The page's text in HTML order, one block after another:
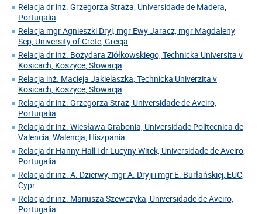
Relacja dr inż. Grzegorza Straża, Universidade de Madera,
Portugalia
Relacja mgr Agnieszki Dryi, mgr Ewy Jaracz, mgr Magdaleny
Sep, University of Crete, Grecja
Relacja dr inż. Bożydara Ziółkowskiego, Technicka Universita v
Kosicach, Koszyce, Słowacja
Relacja inż. Macieja Jakielaszka, Technicka Univerzita v
Kosicach, Koszyce, Słowacja
Relacja dr inż. Grzegorza Straż, Universidade de Aveiro,
Portugalia
Relacja dr inż. Wiesława Grabonia, Universidade Politecnica de
Valencia, Walencja, Hiszpania
Relacja dr Hanny Hall i dr Lucyny Witek, Universidade de Aveiro,
Portugalia
Relacja dr inż. A. Dzierwy, mgr A. Dryji i mgr E. Burłańskiej, EUC,
Cypr
Relacja dr inż. Mariusza Szewczyka, Universidade de Aveiro,
Portugalia